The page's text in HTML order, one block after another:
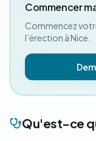
Qu'est-ce
Commencer
Commencez
l’érection à Nice.